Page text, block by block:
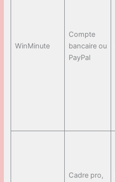
WinMinute
Compte
bancaire ou
PayPal
Cadre pro,